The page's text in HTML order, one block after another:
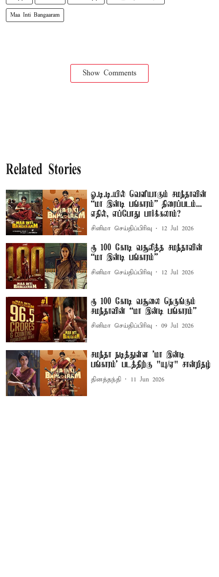
Maa Inti Bangaaram
Show Comments
Related Stories
ஓ.டி.டி.யில் வெளியாகும் சமந்தாவின்
“மா இன்டி பங்காரம்” திரைப்படம்...
எதில், எப்போது பார்க்கலாம்?
சினிமா செய்திப்பிரிவு 12 Jul 2026
ரூ 100 கோடி வசூலித்த சமந்தாவின்
“மா இன்டி பங்காரம்”
சினிமா செய்திப்பிரிவு 12 Jul 2026
ரூ 100 கோடி வசூலை நெருங்கும்
சமந்தாவின் “மா இன்டி பங்காரம்”
சினிமா செய்திப்பிரிவு 09 Jul 2026
சமந்தா நடித்துள்ள 'மா இன்டி
பங்காரம்' படத்திற்கு "யு/ஏ" சான்றிதழ்
தினத்தந்தி 11 Jun 2026